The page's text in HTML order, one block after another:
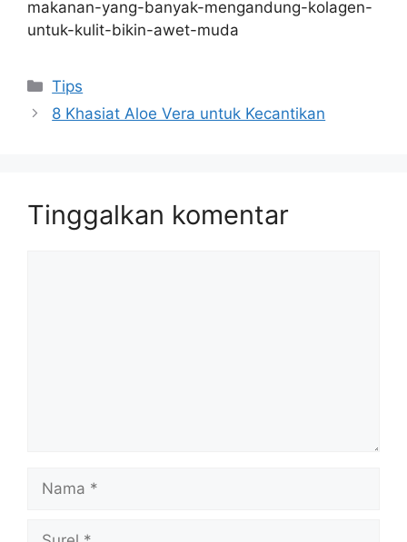
makanan-yang-banyak-mengandung-kolagen-
untuk-kulit-bikin-awet-muda
Tips
8 Khasiat Aloe Vera untuk Kecantikan
Tinggalkan komentar